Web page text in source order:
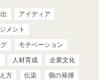
アイディア
メント
モチベーション
人材育成
企業文化
方 伝染
個の発揮